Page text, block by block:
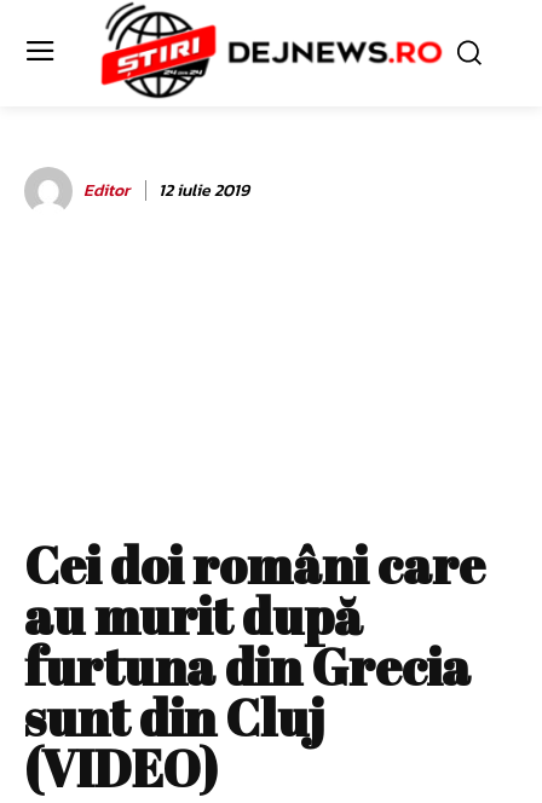
Editor 12 iulie 2019
Cei doi români care
au murit după
furtuna din Grecia
sunt din Cluj
(VIDEO)